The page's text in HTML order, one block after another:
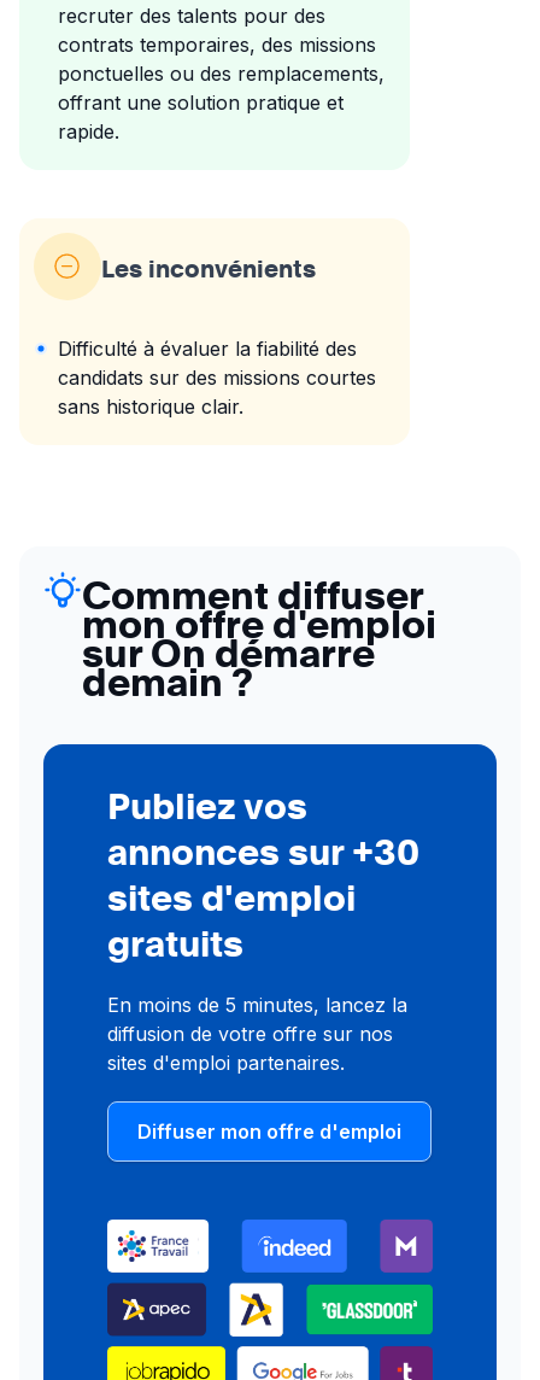
recruter des talents pour des
contrats temporaires, des missions
ponctuelles ou des remplacements,
offrant une solution pratique et
rapide.
Les inconvénients
Difficulté à évaluer la fiabilité des
candidats sur des missions courtes
sans historique clair.
Comment diffuser
mon offre d'emploi
sur On démarre
demain ?
Publiez vos
annonces sur +30
sites d'emploi
gratuits
En moins de 5 minutes, lancez la
diffusion de votre offre sur nos
sites d'emploi partenaires.
Diffuser mon offre d'emploi